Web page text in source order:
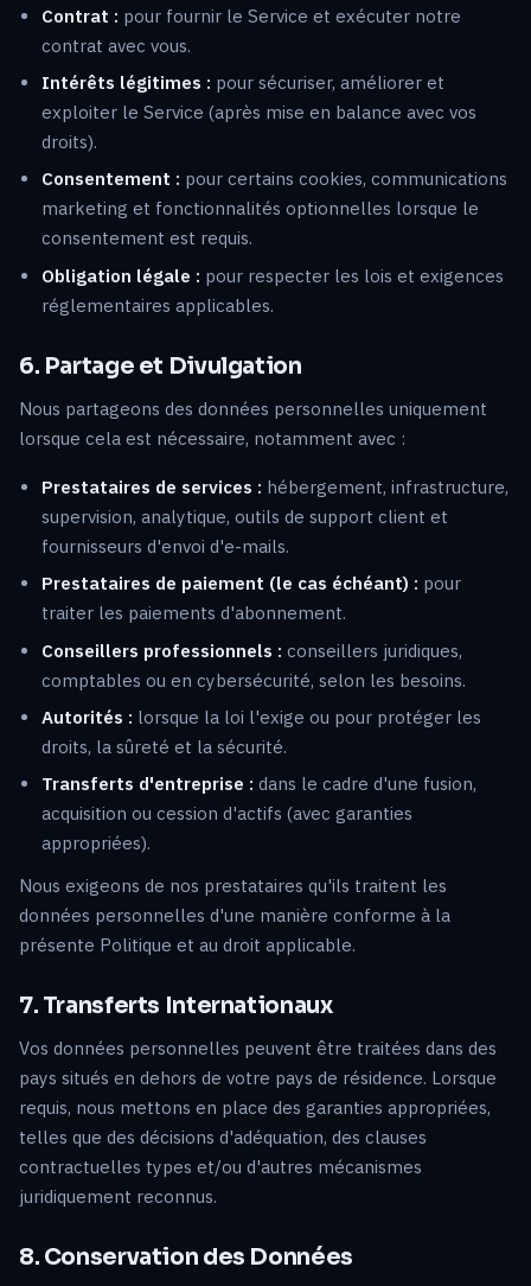
Contrat : pour fournir le Service et exécuter notre
contrat avec vous.
Intérêts légitimes : pour sécuriser, améliorer et
exploiter le Service (après mise en balance avec vos
droits).
Consentement : pour certains cookies, communications
marketing et fonctionnalités optionnelles lorsque le
consentement est requis.
Obligation légale : pour respecter les lois et exigences
réglementaires applicables.
6. Partage et Divulgation
Nous partageons des données personnelles uniquement
lorsque cela est nécessaire, notamment avec :
Prestataires de services : hébergement, infrastructure,
supervision, analytique, outils de support client et
fournisseurs d'envoi d'e-mails.
Prestataires de paiement (le cas échéant) : pour
traiter les paiements d'abonnement.
Conseillers professionnels : conseillers juridiques,
comptables ou en cybersécurité, selon les besoins.
Autorités : lorsque la loi l'exige ou pour protéger les
droits, la sûreté et la sécurité.
Transferts d'entreprise : dans le cadre d'une fusion,
acquisition ou cession d'actifs (avec garanties
appropriées).
Nous exigeons de nos prestataires qu'ils traitent les
données personnelles d'une manière conforme à la
présente Politique et au droit applicable.
7. Transferts Internationaux
Vos données personnelles peuvent être traitées dans des
pays situés en dehors de votre pays de résidence. Lorsque
requis, nous mettons en place des garanties appropriées,
telles que des décisions d'adéquation, des clauses
contractuelles types et/ou d'autres mécanismes
juridiquement reconnus.
8. Conservation des Données